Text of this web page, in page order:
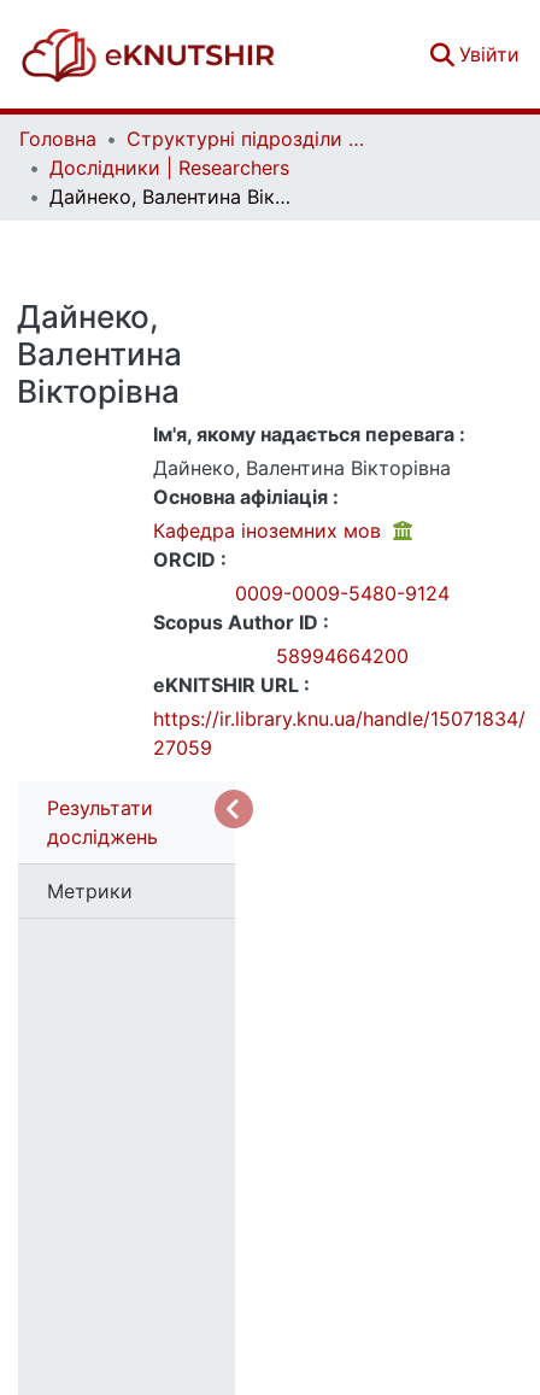
Увійти
Головна
Структурні підрозділи Київського національного університету імені Тараса Шевченка та Організації | Faculties, Institutes and Departments of Taras Shevchenko National University of Kyiv and Organizations
Дослідники | Researchers
Дайнеко, Валентина Вікторівна
Дайнеко,
Валентина
Вікторівна
Ім'я, якому надається перевага :
Дайнеко, Валентина Вікторівна
Основна афіліація :
Кафедра іноземних мов
ORCID :
0009-0009-5480-9124
Scopus Author ID :
58994664200
eKNITSHIR URL :
https://ir.library.knu.ua/handle/15071834/
27059
Результати
досліджень
Метрики